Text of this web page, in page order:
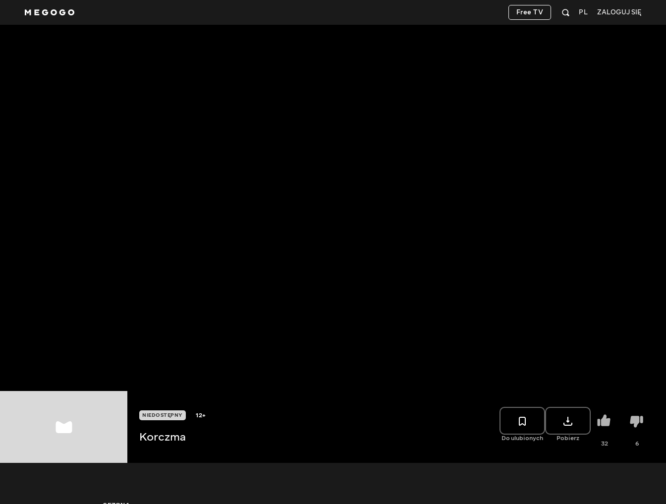
ZALOGUJ SIĘ
PL
Free TV
NIEDOSTĘPNY 12+
Korczma Do ulubionych Pobierz
32 6